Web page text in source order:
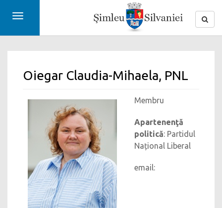
Toggle
Oiegar Claudia-Mihaela, PNL
Membru
Apartenenţă
politică: Partidul
Național Liberal
email: